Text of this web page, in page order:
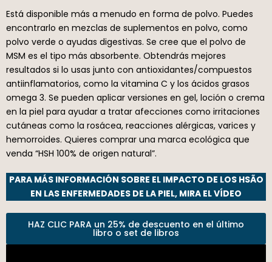
Está disponible más a menudo en forma de polvo. Puedes
encontrarlo en mezclas de suplementos en polvo, como
polvo verde o ayudas digestivas. Se cree que el polvo de
MSM es el tipo más absorbente. Obtendrás mejores
resultados si lo usas junto con antioxidantes/compuestos
antiinflamatorios, como la vitamina C y los ácidos grasos
omega 3. Se pueden aplicar versiones en gel, loción o crema
en la piel para ayudar a tratar afecciones como irritaciones
cutáneas como la rosácea, reacciones alérgicas, varices y
hemorroides. Quieres comprar una marca ecológica que
venda “HSH 100% de origen natural”.
PARA MÁS INFORMACIÓN SOBRE EL IMPACTO DE LOS HSÃO
EN LAS ENFERMEDADES DE LA PIEL, MIRA EL VÍDEO
HAZ CLIC PARA un 25% de descuento en el último
libro o set de libros